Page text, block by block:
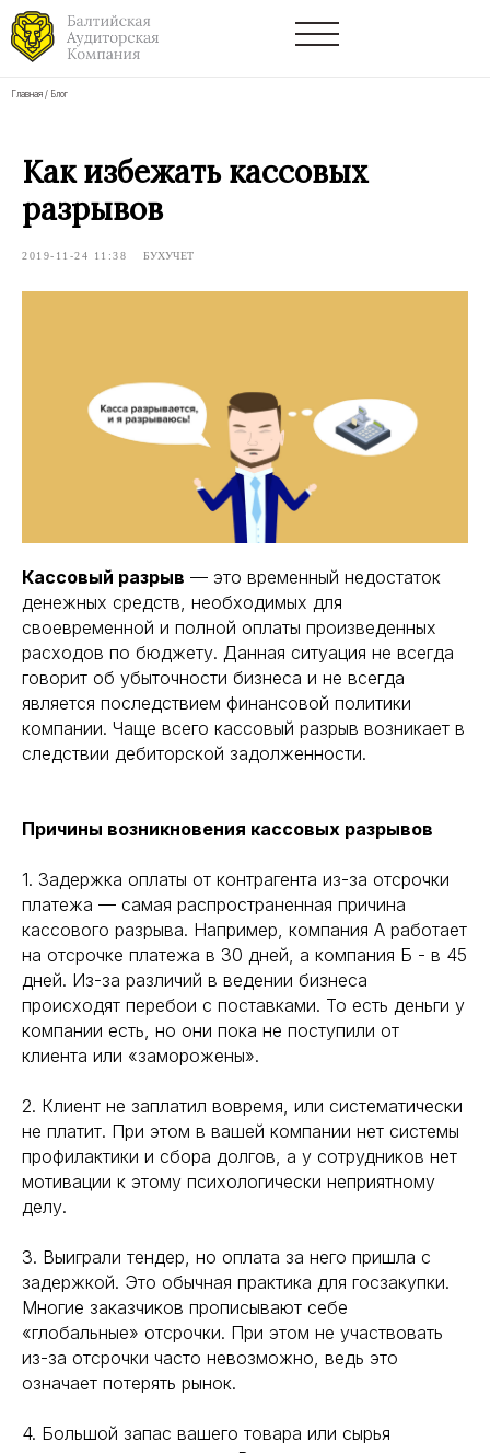
Главная / Блог
Как избежать кассовых
разрывов
2019-11-24 11:38 БУХУЧЕТ
Кассовый разрыв — это временный недостаток
денежных средств, необходимых для
своевременной и полной оплаты произведенных
расходов по бюджету. Данная ситуация не всегда
говорит об убыточности бизнеса и не всегда
является последствием финансовой политики
компании. Чаще всего кассовый разрыв возникает в
следствии дебиторской задолженности.
Причины возникновения кассовых разрывов
1. Задержка оплаты от контрагента из-за отсрочки
платежа — самая распространенная причина
кассового разрыва. Например, компания А работает
на отсрочке платежа в 30 дней, а компания Б - в 45
дней. Из-за различий в ведении бизнеса
происходят перебои с поставками. То есть деньги у
компании есть, но они пока не поступили от
клиента или «заморожены».
2. Клиент не заплатил вовремя, или систематически
не платит. При этом в вашей компании нет системы
профилактики и сбора долгов, а у сотрудников нет
мотивации к этому психологически неприятному
делу.
3. Выиграли тендер, но оплата за него пришла с
задержкой. Это обычная практика для госзакупки.
Многие заказчиков прописывают себе
«глобальные» отсрочки. При этом не участвовать
из-за отсрочки часто невозможно, ведь это
означает потерять рынок.
4. Большой запас вашего товара или сырья